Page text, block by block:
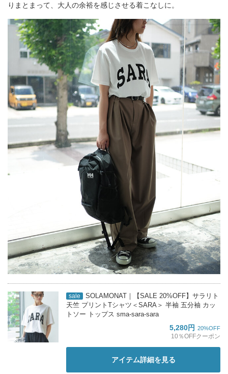
りまとまって、大人の余裕を感じさせる着こなしに。
sale
SOLAMONAT｜【SALE 20%OFF】サラリト
天竺 プリントTシャツ＜SARA＞ 半袖 五分袖 カッ
トソー トップス sma-sara-sara
5,280円 20%OFF
10％OFFクーポン
アイテム詳細を見る